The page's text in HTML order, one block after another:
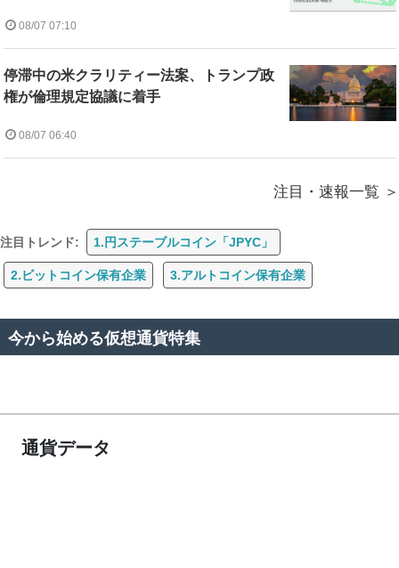
08/07 07:10
停滞中の米クラリティー法案、トランプ政
権が倫理規定協議に着手
08/07 06:40
注目・速報一覧
注目トレンド: 1.円ステーブルコイン「JPYC」
2.ビットコイン保有企業 3.アルトコイン保有企業
今から始める仮想通貨特集
通貨データ